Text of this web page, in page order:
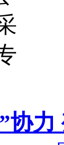
协